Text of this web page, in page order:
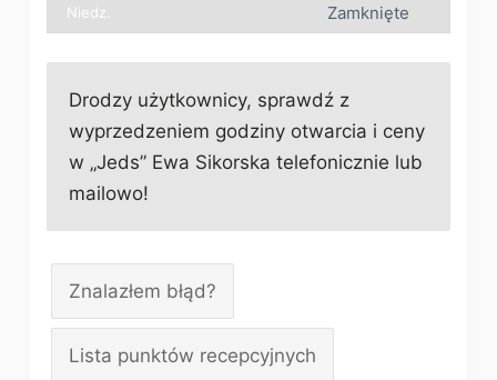
Niedz. Zamknięte
Drodzy użytkownicy, sprawdź z
wyprzedzeniem godziny otwarcia i ceny
w „Jeds” Ewa Sikorska telefonicznie lub
mailowo!
Znalazłem błąd?
Lista punktów recepcyjnych